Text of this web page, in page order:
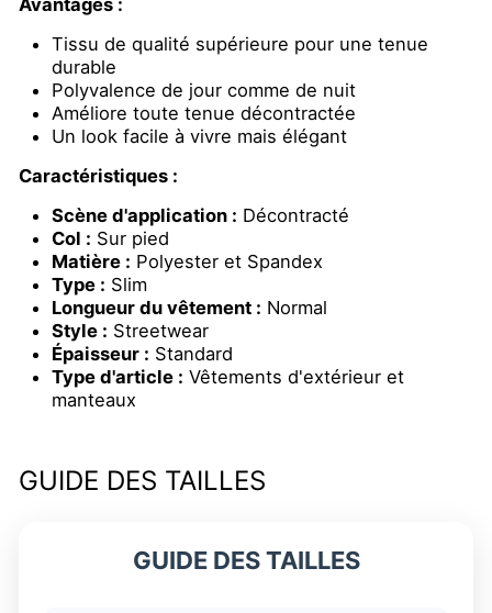
Tissu de qualité supérieure pour une tenue
durable
Polyvalence de jour comme de nuit
Améliore toute tenue décontractée
Un look facile à vivre mais élégant
Caractéristiques :
Scène d'application : Décontracté
Col : Sur pied
Matière : Polyester et Spandex
Type : Slim
Longueur du vêtement : Normal
Style : Streetwear
Épaisseur : Standard
Type d'article : Vêtements d'extérieur et
manteaux
GUIDE DES TAILLES
GUIDE DES TAILLES